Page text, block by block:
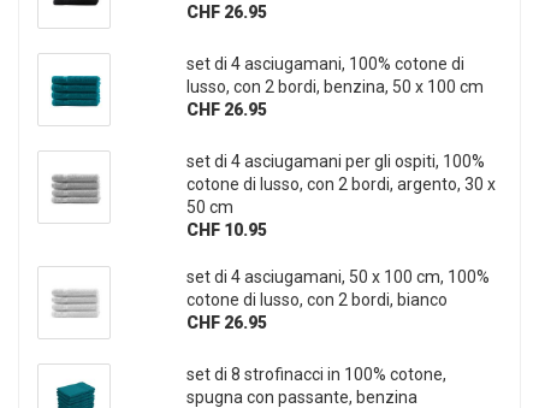
CHF 26.95
set di 4 asciugamani, 100% cotone di
lusso, con 2 bordi, benzina, 50 x 100 cm
CHF 26.95
set di 4 asciugamani per gli ospiti, 100%
cotone di lusso, con 2 bordi, argento, 30 x
50 cm
CHF 10.95
set di 4 asciugamani, 50 x 100 cm, 100%
cotone di lusso, con 2 bordi, bianco
CHF 26.95
set di 8 strofinacci in 100% cotone,
spugna con passante, benzina